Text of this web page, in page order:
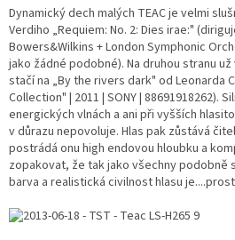
Dynamický dech malých TEAC je velmi
Verdiho „Requiem: No. 2: Dies irae:"
Bowers&Wilkins + London Symphonic
jako žádné podobné). Na druhou stranu
stačí na „By the rivers dark" od Leonarda
Collection" | 2011 | SONY | 88691918262).
energických vlnách a ani při vyšších
v důrazu nepovoluje. Hlas pak zůstává
postrádá onu high endovou hloubku a
zopakovat, že tak jako všechny podobně
barva a realistická civilnost hlasu